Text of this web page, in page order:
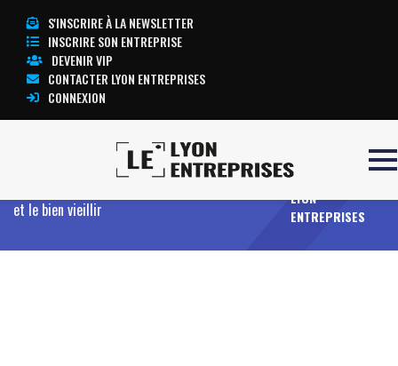
S'INSCRIRE À LA NEWSLETTER
INSCRIRE SON ENTREPRISE
DEVENIR VIP
CONTACTER LYON ENTREPRISES
CONNEXION
La 3e édition de Med4Age récompense 3
et le bien vieillir
TOUTE
L’ACTUALITÉ
LYON
ENTREPRISES